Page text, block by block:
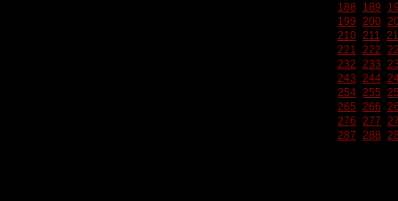
188
189
199 200
210 211
221 222
232 233
243 244
254 255
265 266
276 277
287 288